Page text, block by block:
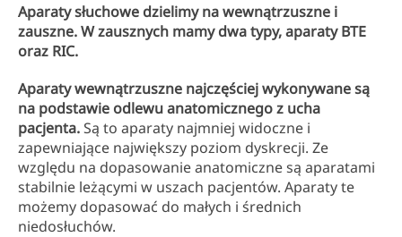
Aparaty słuchowe dzielimy na wewnątrzuszne i
zauszne. W zausznych mamy dwa typy, aparaty BTE
oraz RIC.
Aparaty wewnątrzuszne najczęściej wykonywane są
na podstawie odlewu anatomicznego z ucha
pacjenta.Są to aparaty najmniej widoczne i
zapewniające największy poziom dyskrecji. Ze
względu na dopasowanie anatomiczne są aparatami
stabilnie leżącymi w uszach pacjentów. Aparaty te
możemy dopasować do małych i średnich
niedosłuchów.